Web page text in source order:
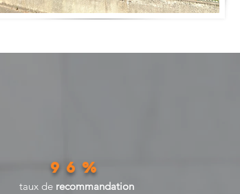
96%
taux de recommandation